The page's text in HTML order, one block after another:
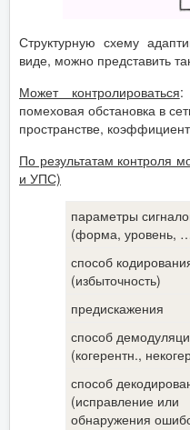
Структурную схему
виде, можно представить
Может контролироваться:
помеховая обстановка в
пространстве,
По результатам контроля
и УПС)
параметры
(форма, уровень,
способ
(избыточность)
предискажения
способ
(когерентн.,
способ
(исправление или
обнаружения